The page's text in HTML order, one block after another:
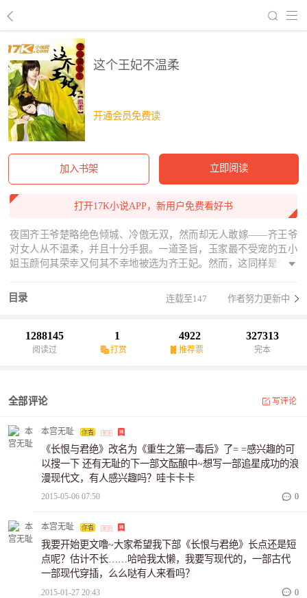
这个王妃不温柔
开通会员免费读
加入书架 立即阅读
打开17K小说APP，新用户免费看好书
夜国齐王爷楚略绝色倾城、冷傲无双，然而却无人敢嫁——齐王爷
对女人从不温柔，并且十分手狠。一道圣旨，玉家最不受宠的五小
姐玉颜何其荣幸又何其不幸地被选为齐王妃。然而，这同样是个不
目录
连载至147 作者努力更新中
1288145
阅读过
1
打赏
4922
推荐票
327313
完本
全部评论 写评论
本宫无耻
《长恨与君绝》改名为《重生之第一毒后》了= =感兴趣的可
以搜一下 还有无耻的下一部文酝酿中~想写一部追星成功的浪
漫现代文，有人感兴趣吗？哇卡卡卡
2015-05-06 07:50 0
本宫无耻
我要开始更文噜~大家希望我下部《长恨与君绝》长点还是短
点呢？估计不长……哈哈我太懒，我要写现代的，一部古代
一部现代穿插，么么哒有人来看吗？
2015-01-27 20:43 0